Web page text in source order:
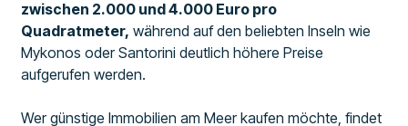
zwischen 2.000 und 4.000 Euro pro
Quadratmeter, während auf den beliebten Inseln wie
Mykonos oder Santorini deutlich höhere Preise
aufgerufen werden.
Wer günstige Immobilien am Meer kaufen möchte, findet